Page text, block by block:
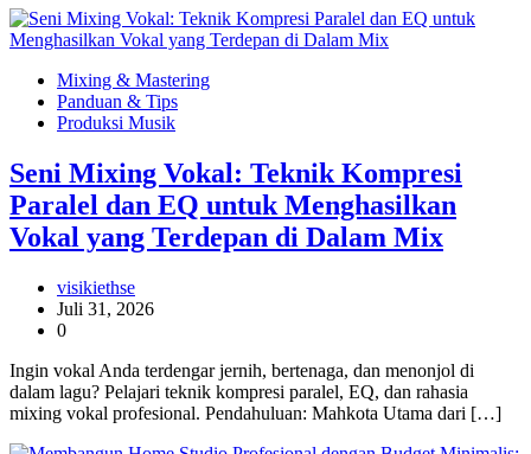
Mixing & Mastering
Panduan & Tips
Produksi Musik
Seni Mixing Vokal: Teknik Kompresi
Paralel dan EQ untuk Menghasilkan
Vokal yang Terdepan di Dalam Mix
visikiethse
Juli 31, 2026
0
Ingin vokal Anda terdengar jernih, bertenaga, dan menonjol di
dalam lagu? Pelajari teknik kompresi paralel, EQ, dan rahasia
mixing vokal profesional. Pendahuluan: Mahkota Utama dari […]